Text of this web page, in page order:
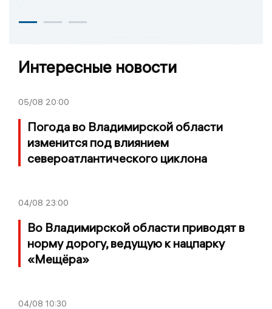
Интересные новости
05/08 20:00
Погода во Владимирской области
изменится под влиянием
североатлантического циклона
04/08 23:00
Во Владимирской области приводят в
норму дорогу, ведущую к нацпарку
«Мещёра»
04/08 10:30